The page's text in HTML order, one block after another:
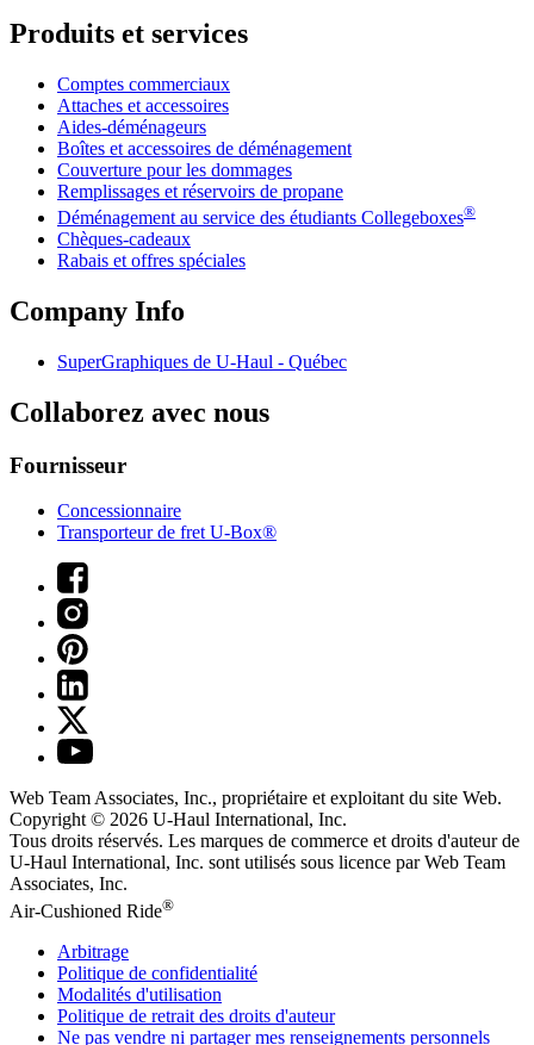
Produits et services
Comptes commerciaux
Attaches et accessoires
Aides-déménageurs
Boîtes et accessoires de déménagement
Couverture pour les dommages
Remplissages et réservoirs de propane
Déménagement au service des étudiants Collegeboxes®
Chèques-cadeaux
Rabais et offres spéciales
Company Info
SuperGraphiques de U-Haul - Québec
Collaborez avec nous
Fournisseur
Concessionnaire
Transporteur de fret U-Box®
Web Team Associates, Inc., propriétaire et exploitant du site Web.
Copyright © 2026 U-Haul International, Inc.
Tous droits réservés. Les marques de commerce et droits d'auteur de
U-Haul International, Inc. sont utilisés sous licence par Web Team
Associates, Inc.
Air-Cushioned Ride®
Arbitrage
Politique de confidentialité
Modalités d'utilisation
Politique de retrait des droits d'auteur
Ne pas vendre ni partager mes renseignements personnels